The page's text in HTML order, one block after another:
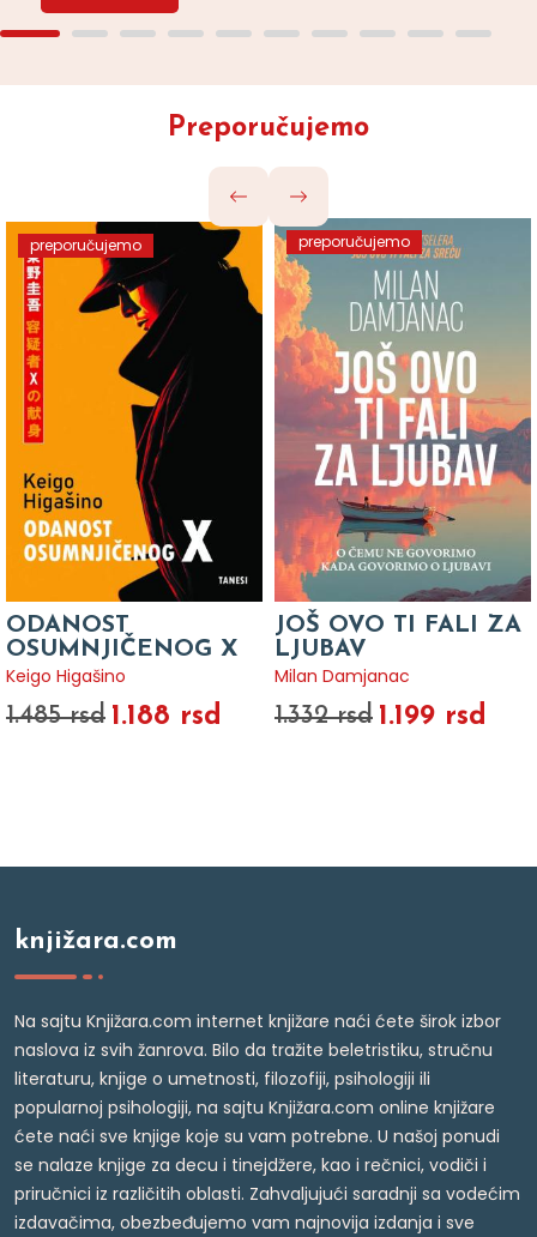
Preporučujemo
preporučujemo
ODANOST
OSUMNJIČENOG X
Keigo Higašino
1.485 rsd 1.188 rsd
preporučujemo
JOŠ OVO TI FALI ZA
LJUBAV
Milan Damjanac
1.332 rsd 1.199 rsd
knjižara.com
Na sajtu Knjižara.com internet knjižare naći ćete širok izbor
naslova iz svih žanrova. Bilo da tražite beletristiku, stručnu
literaturu, knjige o umetnosti, filozofiji, psihologiji ili
popularnoj psihologiji, na sajtu Knjižara.com online knjižare
ćete naći sve knjige koje su vam potrebne. U našoj ponudi
se nalaze knjige za decu i tinejdžere, kao i rečnici, vodiči i
priručnici iz različitih oblasti. Zahvaljujući saradnji sa vodećim
izdavačima, obezbeđujemo vam najnovija izdanja i sve